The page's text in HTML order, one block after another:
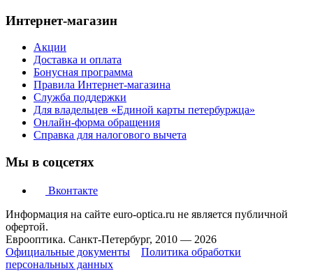
Интернет-магазин
Акции
Доставка и оплата
Бонусная программа
Правила Интернет-магазина
Служба поддержки
Для владельцев «Единой карты петербуржца»
Онлайн-форма обращения
Справка для налогового вычета
Мы в соцсетях
Вконтакте
Информация на сайте euro-optica.ru не является публичной
офертой.
Еврооптика. Санкт-Петербург, 2010 — 2026
Официальные документы
Политика обработки
персональных данных